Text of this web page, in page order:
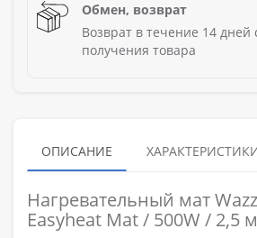
Обмен, возврат
Возврат в течение 14 дней
получения товара
ОПИСАНИЕ
Нагревательный мат
Easyheat Mat / 500W / 2,5